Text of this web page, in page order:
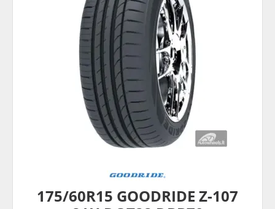
175/60R15 GOODRIDE Z-107